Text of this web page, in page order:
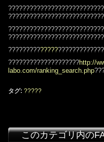
??????????????
????????????????????http://
labo.com/ranking_search.php
タグ: ?????
このカテゴリ内の